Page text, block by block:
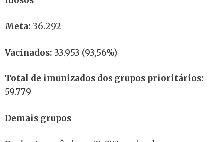
Meta: 36.292
Vacinados: 33.953 (93,56%)
Total de imunizados dos grupos prioritários:
59.779
Demais grupos